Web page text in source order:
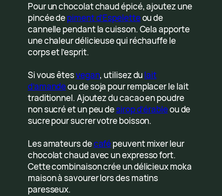
Pour un chocolat chaud épicé, ajoutez une
pincée depiment d’Espeletteou de
cannelle pendant la cuisson. Cela apporte
une chaleur délicieuse qui réchauffe le
corps et l’esprit.
Si vous êtesvegan, utilisez dulait
d’amandeou de soja pour remplacer le lait
traditionnel. Ajoutez du cacao en poudre
non sucré et un peu desirop d’érableou de
sucre pour sucrer votre boisson.
Les amateurs decafépeuvent mixer leur
chocolat chaud avec un expresso fort.
Cette combinaison crée un délicieux moka
maison à savourer lors des matins
paresseux.